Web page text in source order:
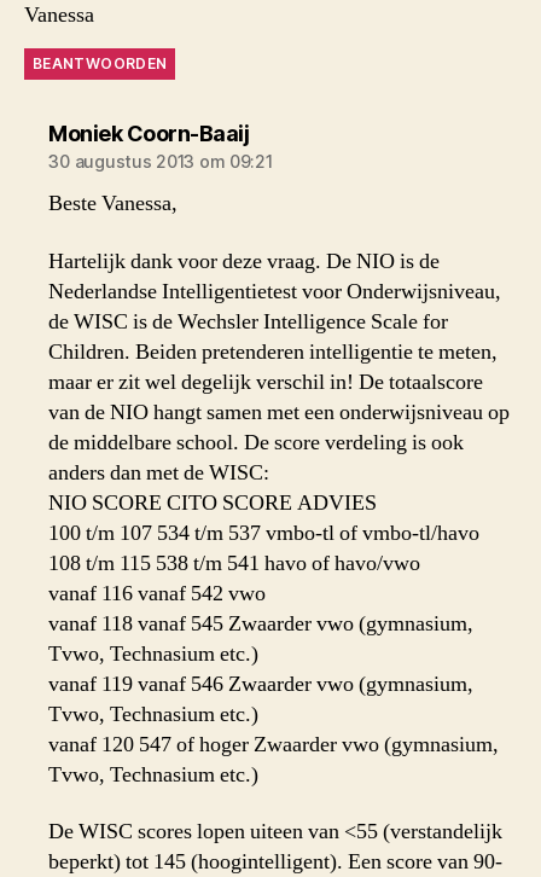
Vanessa
BEANTWOORDEN
Moniek Coorn-Baaijzegt:
30 augustus 2013 om 09:21
Beste Vanessa,
Hartelijk dank voor deze vraag. De NIO is de
Nederlandse Intelligentietest voor Onderwijsniveau,
de WISC is de Wechsler Intelligence Scale for
Children. Beiden pretenderen intelligentie te meten,
maar er zit wel degelijk verschil in! De totaalscore
van de NIO hangt samen met een onderwijsniveau op
de middelbare school. De score verdeling is ook
anders dan met de WISC:
NIO SCORE CITO SCORE ADVIES
100 t/m 107 534 t/m 537 vmbo-tl of vmbo-tl/havo
108 t/m 115 538 t/m 541 havo of havo/vwo
vanaf 116 vanaf 542 vwo
vanaf 118 vanaf 545 Zwaarder vwo (gymnasium,
Tvwo, Technasium etc.)
vanaf 119 vanaf 546 Zwaarder vwo (gymnasium,
Tvwo, Technasium etc.)
vanaf 120 547 of hoger Zwaarder vwo (gymnasium,
Tvwo, Technasium etc.)
De WISC scores lopen uiteen van <55 (verstandelijk
beperkt) tot 145 (hoogintelligent). Een score van 90-